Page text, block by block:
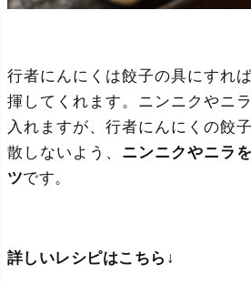
行者にんにくは餃子の具にすれ
揮してくれます。ニンニクやニ
入れますが、行者にんにくの餃
散しないよう、 ニンニクやニラ
ツです。
詳しいレシピはこちら↓